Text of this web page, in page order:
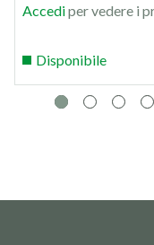
Accediper vedere i
Disponibile